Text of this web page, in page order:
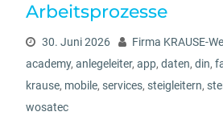
Arbeitsprozesse
30. Juni 2026 Firma KRAUSE-
academy, anlegeleiter, app, daten, din,
krause, mobile, services, steigleitern,
wosatec